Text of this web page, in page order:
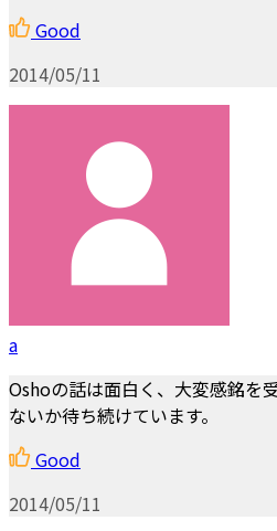
Good
2014/05/11
a
Oshoの話は面白く、大変感銘を
ないか待ち続けています。
Good
2014/05/11